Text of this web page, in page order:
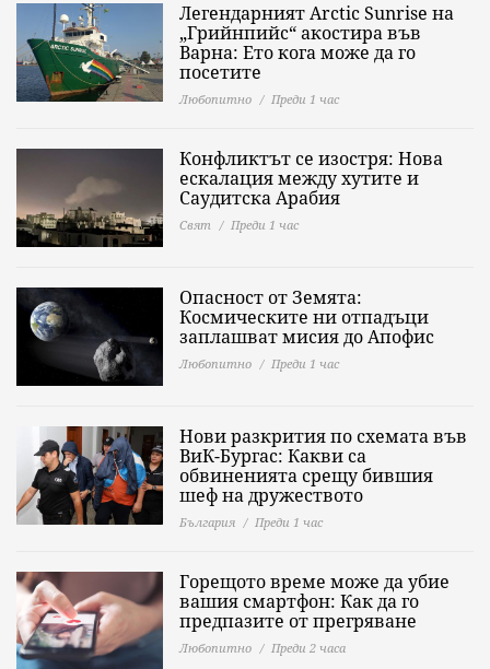
Легендарният Arctic Sunrise на
„Грийнпийс“ акостира във
Варна: Ето кога може да го
посетите
Любопитно Преди 1 час
Конфликтът се изостря: Нова
ескалация между хутите и
Саудитска Арабия
Свят Преди 1 час
Опасност от Земята:
Космическите ни отпадъци
заплашват мисия до Апофис
Любопитно Преди 1 час
Нови разкрития по схемата във
ВиК-Бургас: Какви са
обвиненията срещу бившия
шеф на дружеството
България Преди 1 час
Горещото време може да убие
вашия смартфон: Как да го
предпазите от прегряване
Любопитно Преди 2 часа